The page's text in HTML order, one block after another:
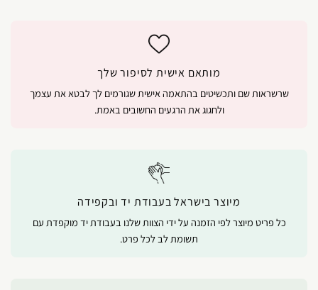
מותאם אישית לסיפור שלך
שרשראות שם ותכשיטים בהתאמה אישית שגורמים לך לבטא את עצמך
ולחגוג את הרגעים החשובים באמת.
מיוצר בישראל בעבודת יד ובקפידה
כל פריט מיוצר לפי הזמנה על ידי הצוות שלנו בעבודת יד מוקפדת עם
תשומת לב לכל פרט.